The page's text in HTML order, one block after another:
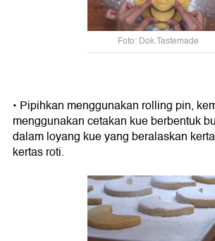
Foto: Dok.Tastemade
• Pipihkan menggunakan rolling pin,
menggunakan cetakan kue berbentuk
dalam loyang kue yang beralaskan
kertas roti.